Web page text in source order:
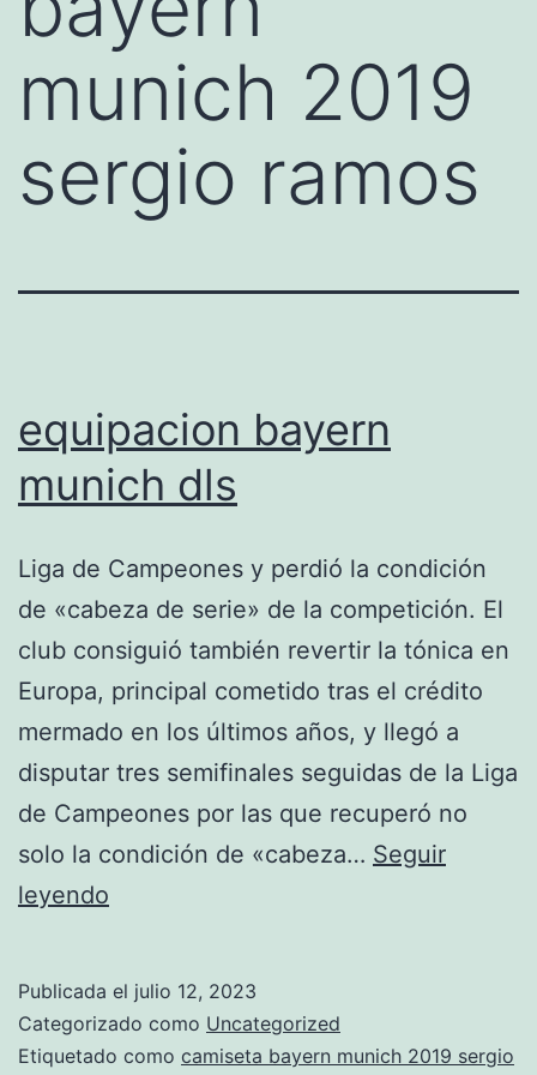
munich 2019
sergio ramos
equipacion bayern
munich dls
Liga de Campeones y perdió la condición
de «cabeza de serie» de la competición. El
club consiguió también revertir la tónica en
Europa, principal cometido tras el crédito
mermado en los últimos años, y llegó a
disputar tres semifinales seguidas de la Liga
de Campeones por las que recuperó no
solo la condición de «cabeza… Seguir
leyendo
dls
Publicada el julio 12, 2023
Categorizado como Uncategorized
Etiquetado como camiseta bayern munich 2019 sergio